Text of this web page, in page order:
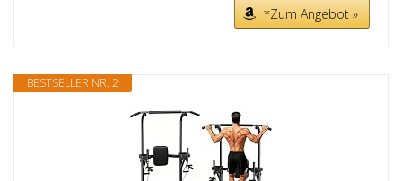
*Zum Angebot »
BESTSELLER NR. 2